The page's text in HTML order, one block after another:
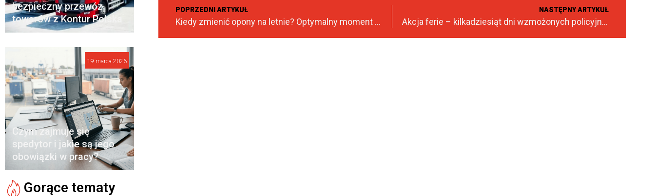
POPRZEDNI ARTYKUŁ
Kiedy zmienić opony na letnie? Optymalny moment wymiany ogumienia
NASTĘPNY ARTYKUŁ
Akcja ferie – kilkadziesiąt dni wzmożonych policyjnych kontroli
bezpieczny przewóz
towarów z Kontur Polska
Czym zajmuje się
spedytor i jakie są jego
obowiązki w pracy?
19 marca 2026
Gorące tematy